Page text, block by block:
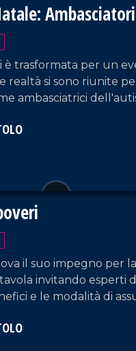
Ambasciatori
è trasformata per un
realtà si sono riunite
ambasciatrici
il suo impegno per la
invitando esperti
e le modalità di